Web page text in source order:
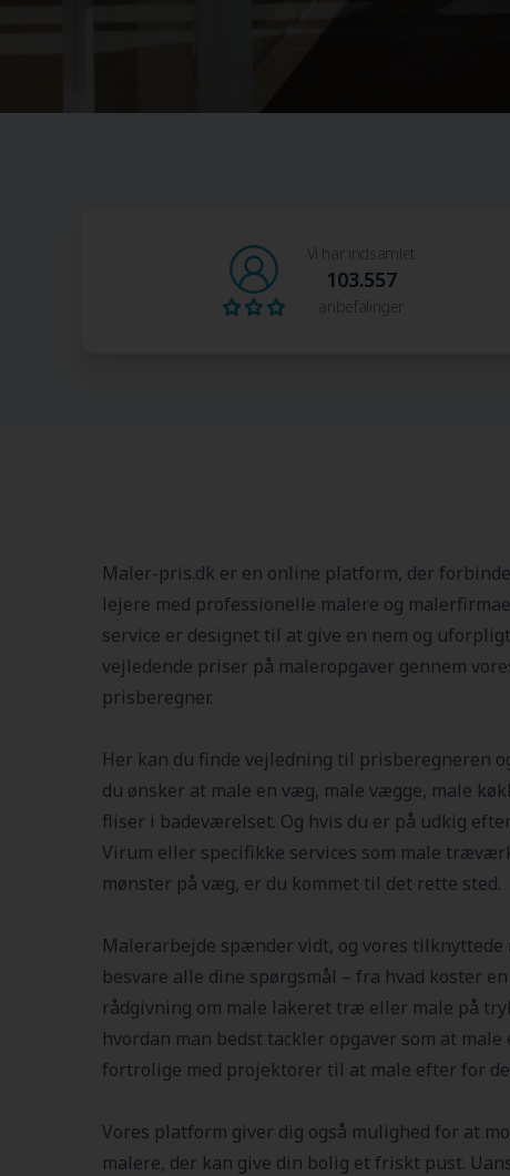
Vi har indsamlet
103.557
anbefalinger
Maler-pris.dk er en online platform, der
lejere med professionelle malere og
service er designet til at give en nem og
vejledende priser på maleropgaver gennem
prisberegner.
Her kan du finde vejledning til prisberegneren
du ønsker at male en væg, male vægge, male
fliser i badeværelset. Og hvis du er på udkig
Virum eller specifikke services som male
mønster på væg, er du kommet til det rette sted.
Malerarbejde spænder vidt, og vores
besvare alle dine spørgsmål – fra hvad koster
rådgivning om male lakeret træ eller male på
hvordan man bedst tackler opgaver som at
fortrolige med projektorer til at male efter for
Vores platform giver dig også mulighed for at
malere, der kan give din bolig et friskt pust.